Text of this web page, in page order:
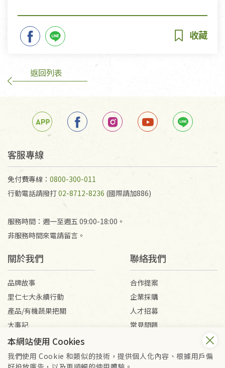
返回列表
客服專線
免付費專線： 0800-300-011
行動電話請撥打02-8712-8236 (國際請加886)
服務時間：週一至週五 09:00-18:00。
非服務時間來電請留言。
關於我們
品牌故事
里仁七大永續行動
產品/有機蔬果把關
大事記
媒體報導
聯絡我們
合作提案
企業採購
人才招募
常見問題
本網站使用 Cookies
我們使用 Cookie 和類似的技術，提供個人化內容、根據用戶偏